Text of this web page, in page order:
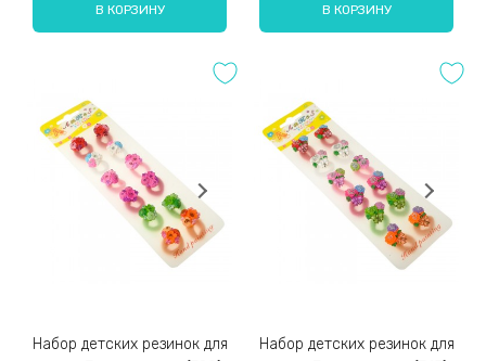
В КОРЗИНУ В КОРЗИНУ
Набор детских резинок для
Набор детских резинок для